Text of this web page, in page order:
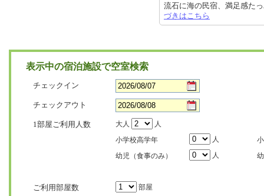
流石に海の民宿、満足感た
づきはこちら
表示中の宿泊施設で空室検索
チェックイン
チェックアウト
1部屋ご利用人数 大人
人
小学校高学年
人
幼児（食事のみ）
人
ご利用部屋数 部屋